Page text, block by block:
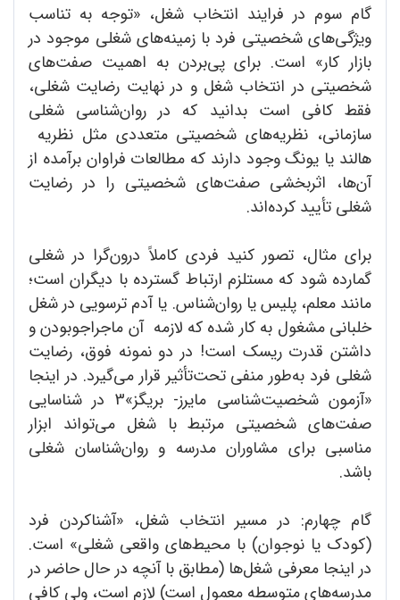
گام سوم در فرایند انتخاب شغل، «توجه به تناسب
ویژگی‌های شخصیتی فرد با زمینه‌های شغلی موجود در
بازار کار» است. برای پی‌بردن به اهمیت صفت‌های
شخصیتی در انتخاب شغل و در نهایت رضایت شغلی،
فقط کافی است بدانید که در روان‌شناسی شغلی
سازمانی، نظریه‌های شخصیتی متعددی مثل نظریه
هالند یا یونگ وجود دارند که مطالعات فراوان برآمده از
آن‌ها، اثربخشی صفت‌های شخصیتی را در رضایت
شغلی تأیید کرده‌اند.
برای مثال، تصور کنید فردی کاملاً درون‌گرا در شغلی
گمارده شود که مستلزم ارتباط گسترده با دیگران است؛
مانند معلم، پلیس یا روان‌شناس. یا آدم ترسویی در شغل
خلبانی مشغول به کار شده که لازمه آن ماجراجو‌بودن و
داشتن قدرت ریسک است! در دو نمونه فوق، رضایت
شغلی فرد به‌طور منفی تحت‌تأثیر قرار می‌گیرد. در اینجا
«آزمون شخصیت‌شناسی مایرز- بریگز»3 در شناسایی
صفت‌های شخصیتی مرتبط با شغل می‌تواند ابزار
مناسبی برای مشاوران مدرسه و روان‌شناسان شغلی
باشد.
گام چهارم: در مسیر انتخاب شغل، «آشنا‌کردن فرد
(کودک یا نوجوان) با محیط‌های واقعی شغلی»‌ است.
در اینجا معرفی شغل‌ها (مطابق با آنچه در حال حاضر در
مدرسه‌های متوسطه معمول است) لازم است، ولی کافی